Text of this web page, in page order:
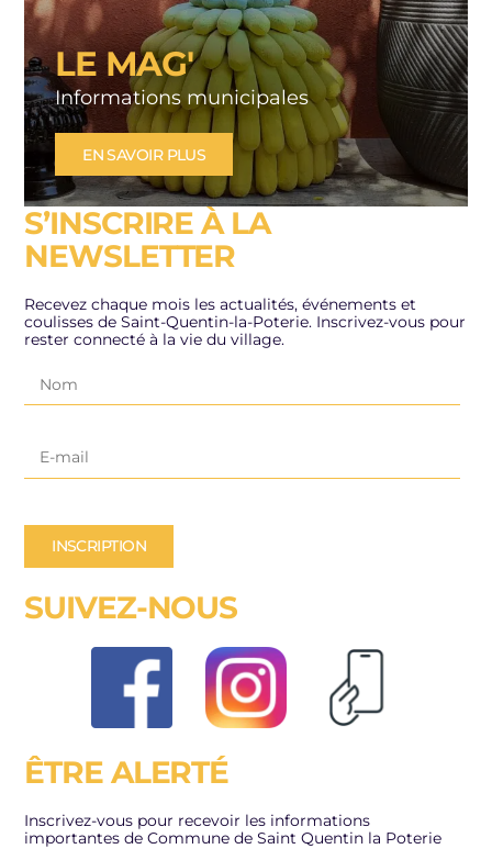
LE MAG'
Informations municipales
EN SAVOIR PLUS
S’INSCRIRE À LA
NEWSLETTER
Recevez chaque mois les actualités, événements et
coulisses de Saint-Quentin-la-Poterie. Inscrivez-vous pour
rester connecté à la vie du village.
INSCRIPTION
SUIVEZ-NOUS
ÊTRE ALERTÉ
Inscrivez-vous pour recevoir les informations
importantes de Commune de Saint Quentin la Poterie